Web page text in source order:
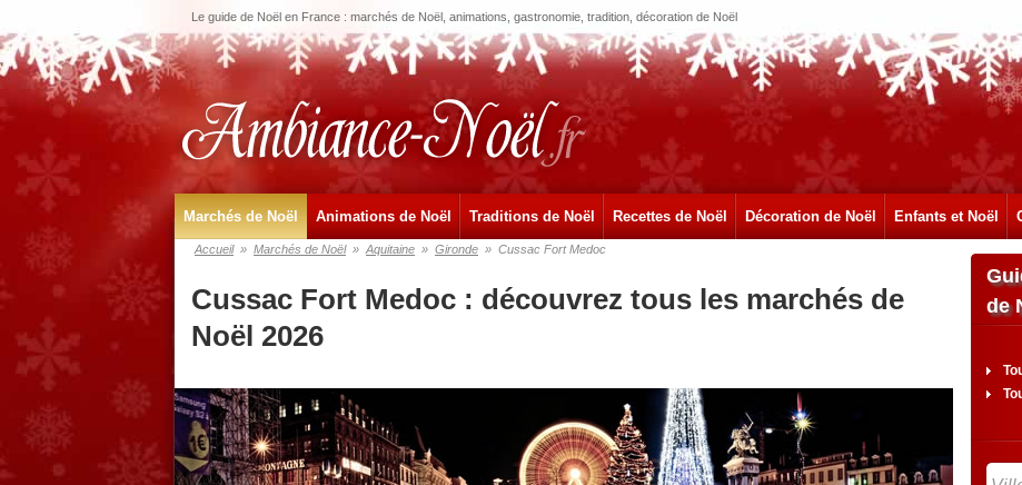
Le guide de Noël en France : marchés de Noël, animations, gastronomie, tradition, décoration de Noël
Marchés de Noël Animations de Noël Traditions de Noël Recettes de Noël Décoration de Noël Enfants et Noël
Accueil » Marchés de Noël » Aquitaine » Gironde » Cussac Fort Medoc
Cussac Fort Medoc : découvrez tous les marchés de
Noël 2026
de